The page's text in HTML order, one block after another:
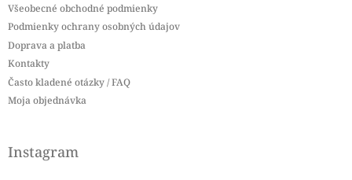
Všeobecné obchodné podmienky
Podmienky ochrany osobných údajov
Doprava a platba
Kontakty
Často kladené otázky / FAQ
Moja objednávka
Instagram